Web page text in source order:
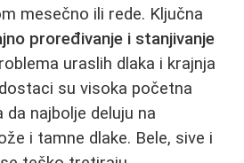
mesečno ili rede. Ključna
proređivanje i stanjivanje
uraslih dlaka i krajnja
su visoka početna
najbolje deluju na
i tamne dlake. Bele, sive i